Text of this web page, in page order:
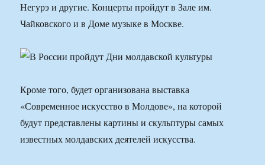
Негурэ и другие. Концерты пройдут в Зале им.
Чайковского и в Доме музыке в Москве.
Кроме того, будет организована выставка
«Современное искусство в Молдове», на которой
будут представлены картины и скульптуры самых
известных молдавских деятелей искусства.